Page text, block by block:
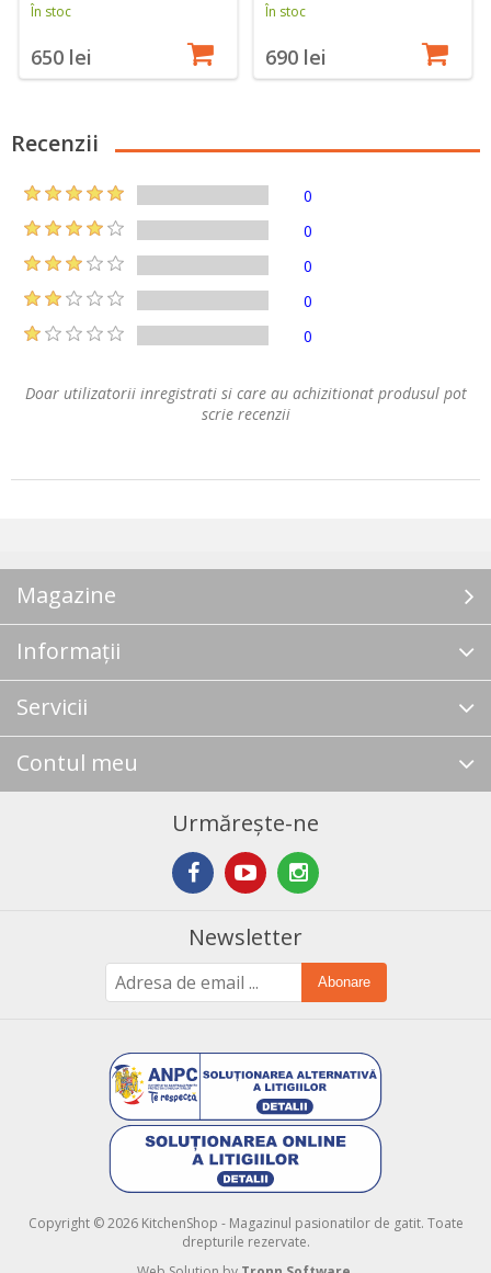
În stoc
650 lei
În stoc
690 lei
Recenzii
0
0
0
0
0
Doar utilizatorii inregistrati si care au achizitionat produsul pot
scrie recenzii
Magazine
Informații
Servicii
Contul meu
Urmărește-ne
Newsletter
Abonare
Copyright © 2026 KitchenShop - Magazinul pasionatilor de gatit. Toate
drepturile rezervate.